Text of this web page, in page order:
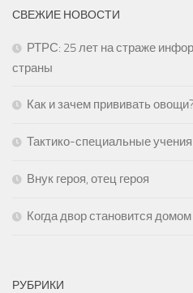
СВЕЖИЕ НОВОСТИ
РТРС: 25 лет на страже
страны
Как и зачем прививать овощи?
Тактико-специальные учения
Внук героя, отец героя
Когда двор становится домом
РУБРИКИ